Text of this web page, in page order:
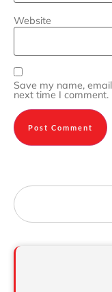
Website
Save my name,
next time I comment.